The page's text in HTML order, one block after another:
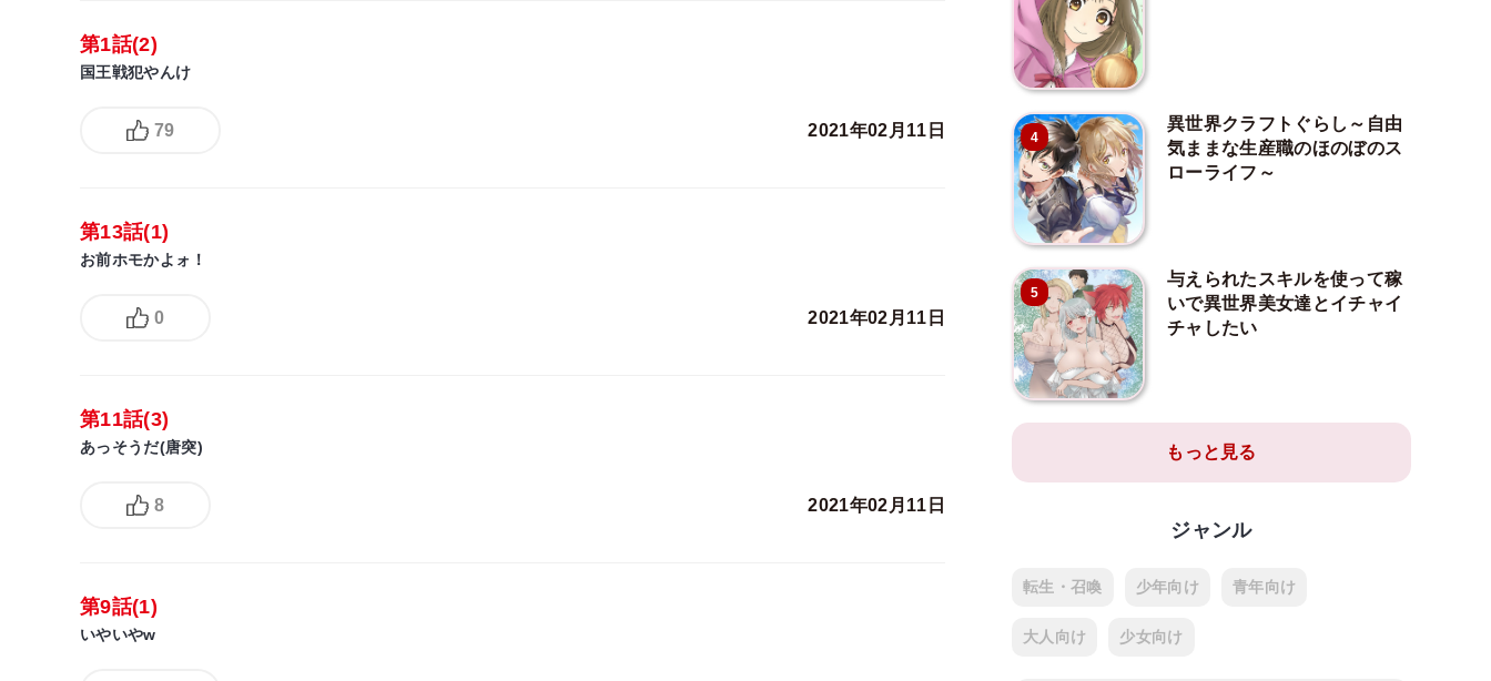
第1話(2)
国王戦犯やんけ
79 2021年02月11日
第13話(1)
お前ホモかよォ！
0 2021年02月11日
第11話(3)
あっそうだ(唐突)
8 2021年02月11日
第9話(1)
いやいやw
4
異世界クラフトぐらし～自由
気ままな生産職のほのぼのス
ローライフ～
5
与えられたスキルを使って稼
いで異世界美女達とイチャイ
チャしたい
もっと見る
ジャンル
転生・召喚 少年向け 青年向け
大人向け 少女向け